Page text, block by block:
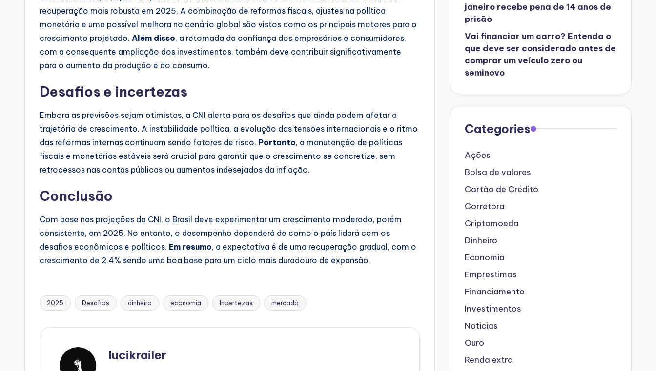
recuperação mais robusta em 2025. A combinação de reformas fiscais, ajustes na política
monetária e uma possível melhora no cenário global são vistos como os principais motores para o
crescimento projetado. Além disso, a retomada da confiança dos empresários e consumidores,
com a consequente ampliação dos investimentos, também deve contribuir significativamente
para o aumento da produção e do consumo.
Desafios e incertezas
Embora as previsões sejam otimistas, a CNI alerta para os desafios que ainda podem afetar a
trajetória de crescimento. A instabilidade política, a evolução das tensões internacionais e o ritmo
das reformas internas continuam sendo fatores de risco. Portanto, a manutenção de políticas
fiscais e monetárias estáveis será crucial para garantir que o crescimento se concretize, sem
retrocessos nas contas públicas ou aumentos indesejados da inflação.
Conclusão
Com base nas projeções da CNI, o Brasil deve experimentar um crescimento moderado, porém
consistente, em 2025. No entanto, o desempenho dependerá de como o país lidará com os
desafios econômicos e políticos. Em resumo, a expectativa é de uma recuperação gradual, com o
crescimento de 2,4% sendo uma boa base para um ciclo mais duradouro de expansão.
Tags:
2025 Desafios dinheiro economia Incertezas mercado
lucikrailer
janeiro recebe pena de 14 anos de
prisão
Vai financiar um carro? Entenda o
que deve ser considerado antes de
comprar um veículo zero ou
seminovo
Categories
Ações
Bolsa de valores
Cartão de Crédito
Corretora
Criptomoeda
Dinheiro
Economia
Emprestimos
Financiamento
Investimentos
Noticias
Ouro
Renda extra